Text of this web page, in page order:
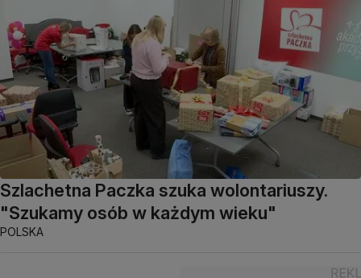
Szlachetna Paczka szuka wolontariuszy.
"Szukamy osób w każdym wieku"
POLSKA